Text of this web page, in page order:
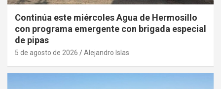
Continúa este miércoles Agua de Hermosillo
con programa emergente con brigada especial
de pipas
5 de agosto de 2026 Alejandro Islas